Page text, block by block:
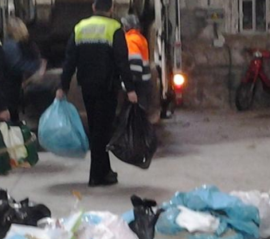
Picapiedra, Harry Potter o Mary Poppins han
cada clase ha interpretado un baile en el
almuerzo compuesto por chocolate y
esta celebración dedicada a los más